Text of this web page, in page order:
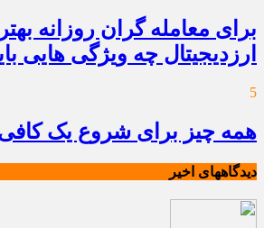
برای معامله گران روزانه
ارزدیجیتال چه ویژگی هایی
5
همه چیز برای شروع یک
دیدگاههای اخیر